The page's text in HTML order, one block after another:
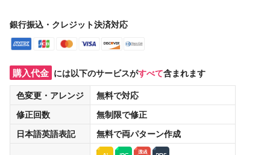
銀行振込・クレジット決済対応
購入代金 には以下のサービスがすべて含まれます
色変更・アレンジ
無料で対応
修正回数
無制限で修正
日本語英語表記
無料で両パターン作成